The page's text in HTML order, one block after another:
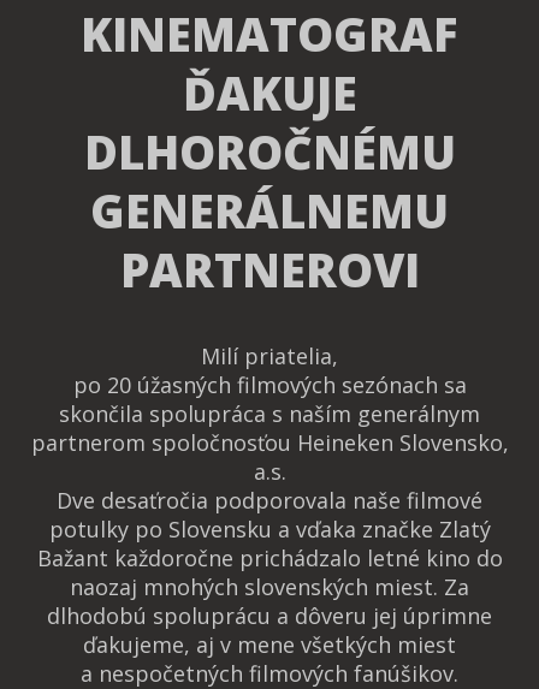
KINEMATOGRAF
ĎAKUJE
DLHOROČNÉMU
GENERÁLNEMU
PARTNEROVI
Milí priatelia,
po 20 úžasných filmových sezónach sa
skončila spolupráca s naším generálnym
partnerom spoločnosťou Heineken Slovensko,
a.s.
Dve desaťročia podporovala naše filmové
potulky po Slovensku a vďaka značke Zlatý
Bažant každoročne prichádzalo letné kino do
naozaj mnohých slovenských miest. Za
dlhodobú spoluprácu a dôveru jej úprimne
ďakujeme, aj v mene všetkých miest
a nespočetných filmových fanúšikov.